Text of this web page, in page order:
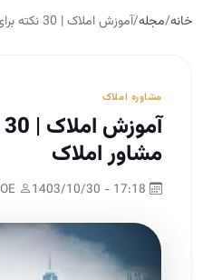
خانه/مجله/آموزش املاک | 30 نکته برای موفقیت مشاور…
مشاوره املاک
مشاور املاک